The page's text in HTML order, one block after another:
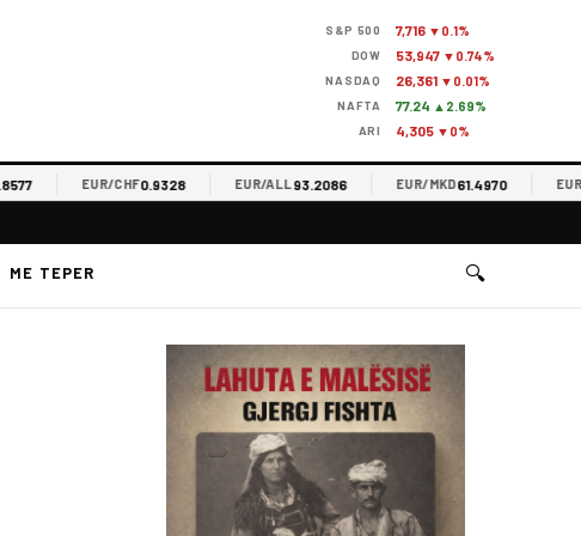
S&P 500 7,716 ▼0.1%
DOW 53,947 ▼0.74%
NASDAQ 26,361 ▼0.01%
NAFTA 77.24 ▲2.69%
ARI 4,305 ▼0%
EUR/CHF0.9328 EUR/ALL93.2086 EUR/MKD61.4970 EUR/
ME TEPER 🔍